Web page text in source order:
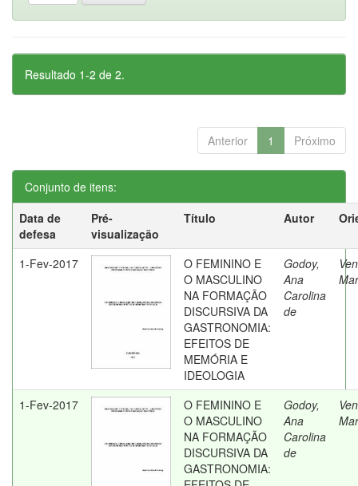
Resultado 1-2 de 2.
Anterior 1 Próximo
Conjunto de itens:
Data de
defesa
Pré-
visualização
Título Autor
1-Fev-2017
O FEMININO E
O MASCULINO
NA FORMAÇÃO
DISCURSIVA DA
GASTRONOMIA:
EFEITOS DE
MEMÓRIA E
IDEOLOGIA
Godoy,
Ana
Carolina
de
1-Fev-2017
O FEMININO E
O MASCULINO
NA FORMAÇÃO
DISCURSIVA DA
GASTRONOMIA:
Godoy,
Ana
Carolina
de